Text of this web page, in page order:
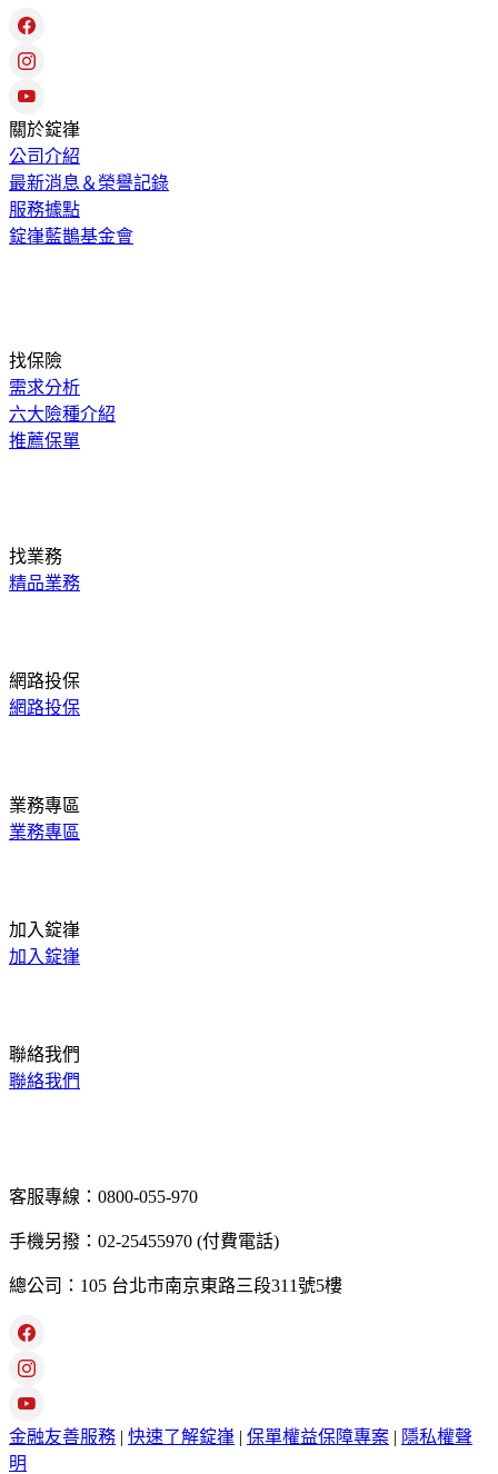
關於錠嵂
公司介紹
最新消息＆榮譽記錄
服務據點
錠嵂藍鵲基金會
找保險
需求分析
六大險種介紹
推薦保單
找業務
精品業務
網路投保
網路投保
業務專區
業務專區
加入錠嵂
加入錠嵂
聯絡我們
聯絡我們
客服專線：0800-055-970
手機另撥：02-25455970 (付費電話)
總公司：105 台北市南京東路三段311號5樓
金融友善服務 | 快速了解錠嵂 | 保單權益保障專案 | 隱私權聲
明